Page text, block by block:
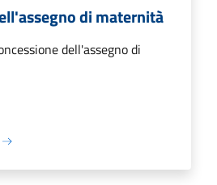
di maternità
dell'assegno di